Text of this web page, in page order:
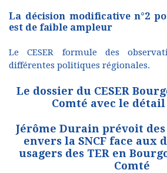
La décision modificative n°2
est de faible ampleur
Le CESER formule des
différentes politiques régionales.
Le dossier du CESER
Comté avec le détail
Jérôme Durain prévoit
envers la SNCF face aux
usagers des TER en
Comté